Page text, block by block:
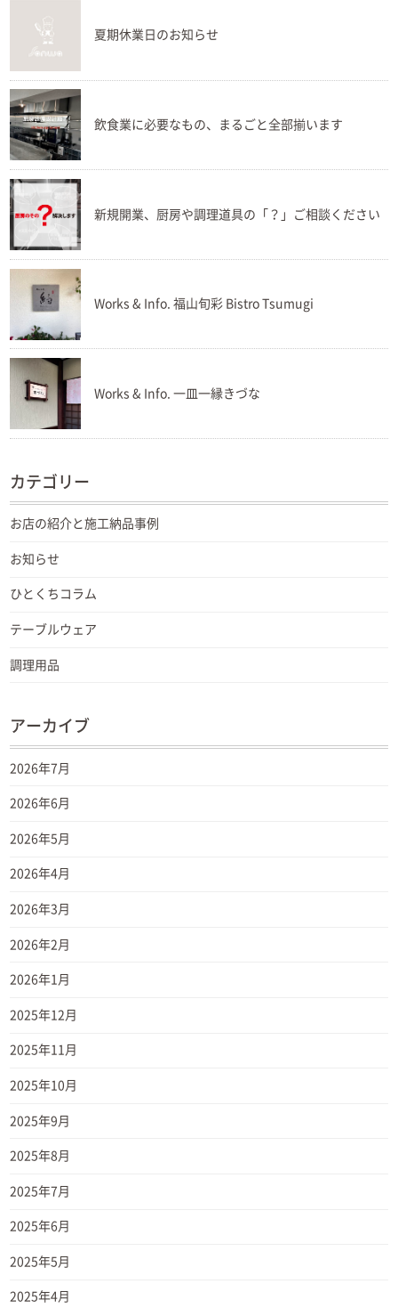
夏期休業日のお知らせ
飲食業に必要なもの、まるごと全部揃います
新規開業、厨房や調理道具の「？」ご相談ください
Works & Info. 福山旬彩 Bistro Tsumugi
Works & Info. 一皿一縁きづな
カテゴリー
お店の紹介と施工納品事例
お知らせ
ひとくちコラム
テーブルウェア
調理用品
アーカイブ
2026年7月
2026年6月
2026年5月
2026年4月
2026年3月
2026年2月
2026年1月
2025年12月
2025年11月
2025年10月
2025年9月
2025年8月
2025年7月
2025年6月
2025年5月
2025年4月